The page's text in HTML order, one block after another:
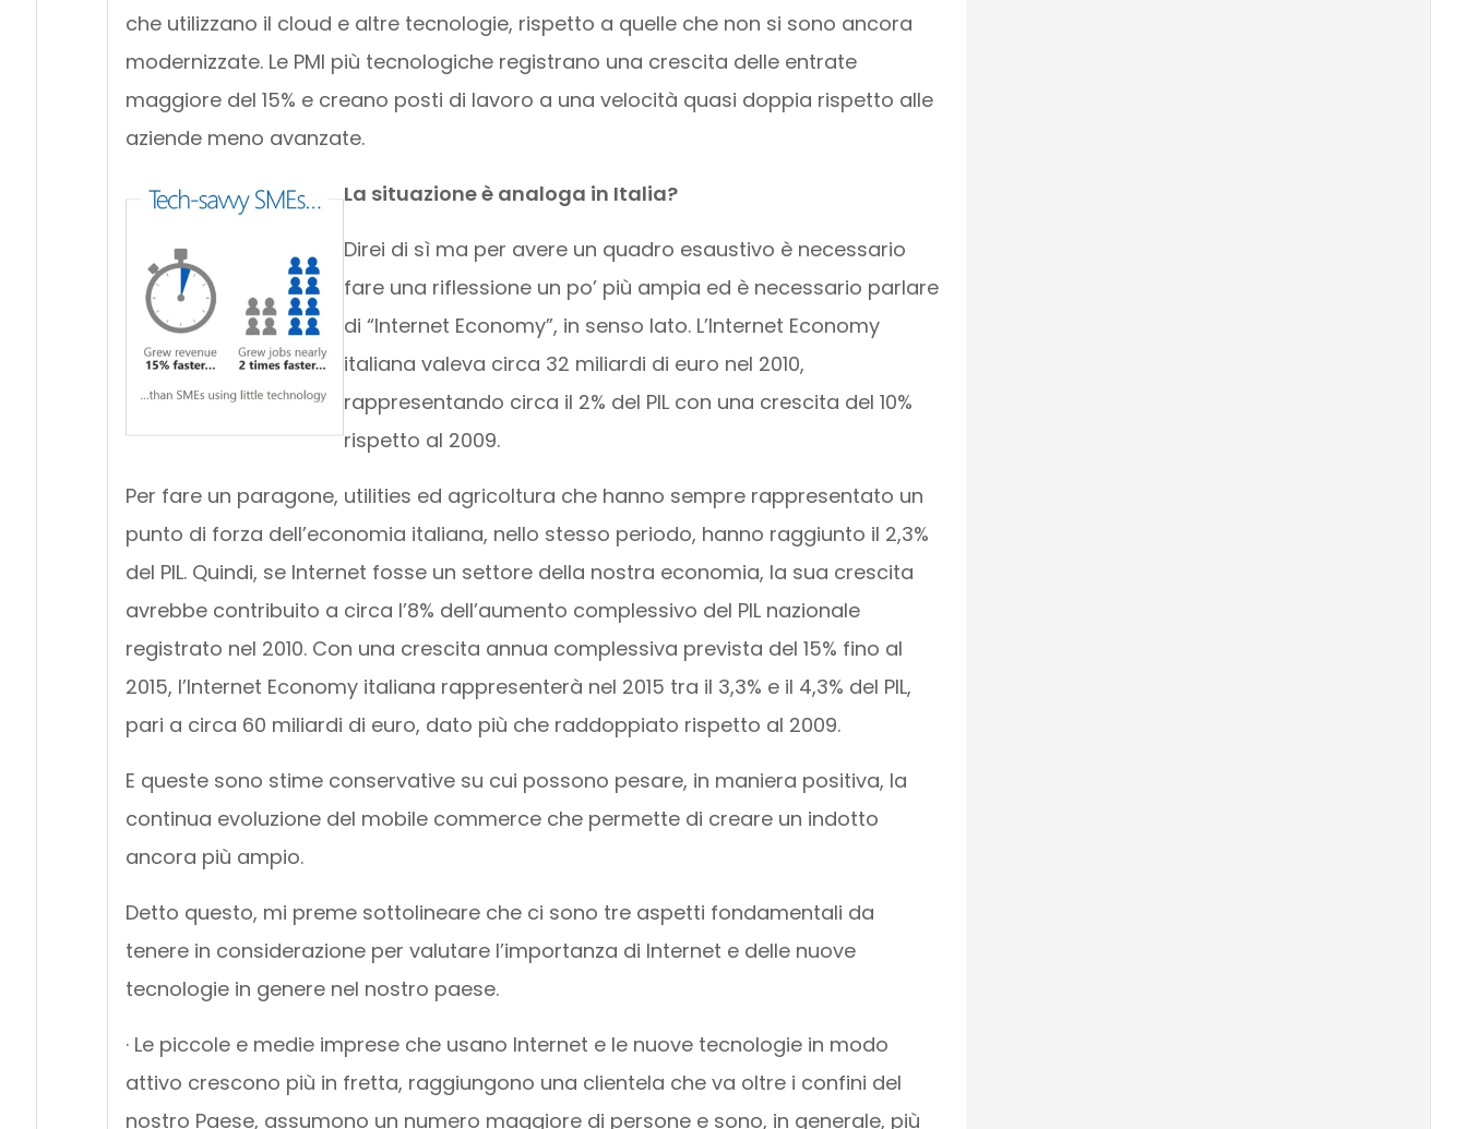
che utilizzano il cloud e altre tecnologie, rispetto a quelle che non si sono ancora
modernizzate. Le PMI più tecnologiche registrano una crescita delle entrate
maggiore del 15% e creano posti di lavoro a una velocità quasi doppia rispetto alle
aziende meno avanzate.
La situazione è analoga in Italia?
Direi di sì ma per avere un quadro esaustivo è necessario
fare una riflessione un po’ più ampia ed è necessario parlare
di “Internet Economy”, in senso lato. L’Internet Economy
italiana valeva circa 32 miliardi di euro nel 2010,
rappresentando circa il 2% del PIL con una crescita del 10%
rispetto al 2009.
Per fare un paragone, utilities ed agricoltura che hanno sempre rappresentato un
punto di forza dell’economia italiana, nello stesso periodo, hanno raggiunto il 2,3%
del PIL. Quindi, se Internet fosse un settore della nostra economia, la sua crescita
avrebbe contribuito a circa l’8% dell’aumento complessivo del PIL nazionale
registrato nel 2010. Con una crescita annua complessiva prevista del 15% fino al
2015, l’Internet Economy italiana rappresenterà nel 2015 tra il 3,3% e il 4,3% del PIL,
pari a circa 60 miliardi di euro, dato più che raddoppiato rispetto al 2009.
E queste sono stime conservative su cui possono pesare, in maniera positiva, la
continua evoluzione del mobile commerce che permette di creare un indotto
ancora più ampio.
Detto questo, mi preme sottolineare che ci sono tre aspetti fondamentali da
tenere in considerazione per valutare l’importanza di Internet e delle nuove
tecnologie in genere nel nostro paese.
· Le piccole e medie imprese che usano Internet e le nuove tecnologie in modo
attivo crescono più in fretta, raggiungono una clientela che va oltre i confini del
nostro Paese, assumono un numero maggiore di persone e sono, in generale, più